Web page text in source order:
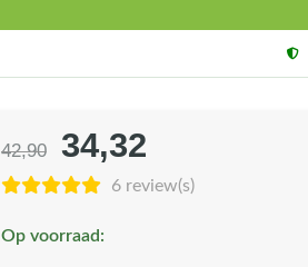
42,90
Oorspronkelijke
prijs
€42,90.
34,32
prijs
6 review(s)
Op voorraad: